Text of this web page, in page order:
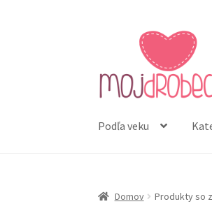
Preskočiť
navigáciu
Preskočiť
obsah
Podľa veku
Domov Produkty so